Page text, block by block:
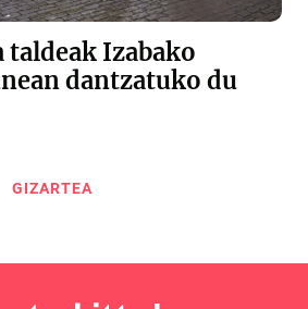
taldeak Izabako
dantzatuko du
GIZARTEA